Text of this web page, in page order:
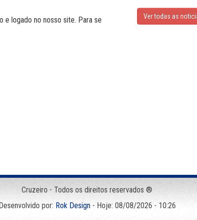
e logado no nosso site. Para se
Ver todas as
Cruzeiro - Todos os direitos reservados ®
Desenvolvido por: Rok Design- Hoje: 08/08/2026 - 10:26